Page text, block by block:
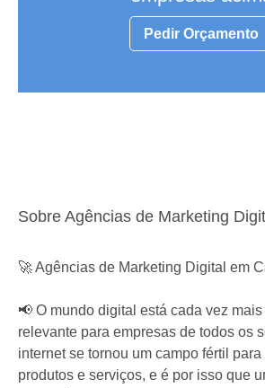
Pedir Orçamento
Sobre Agências de Marketing
🚀 Agências de Marketing Digital em
📢 O mundo digital está cada vez
relevante para empresas de todos os
internet se tornou um campo fértil
produtos e serviços, e é por isso que